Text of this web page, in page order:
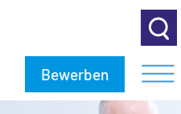
Bewerben